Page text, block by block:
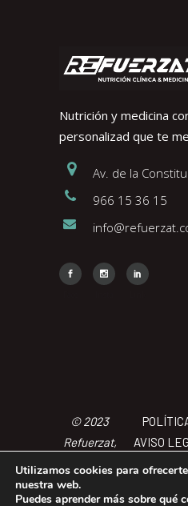
Nutrición y medicina
personalizad que te
Av. de la
966 15 36 15
© 2023
Refuerzat,
Todos los
derechos
AVISO
DE
Utilizamos cookies para
nuestra web.
Puedes aprender más sobre qué